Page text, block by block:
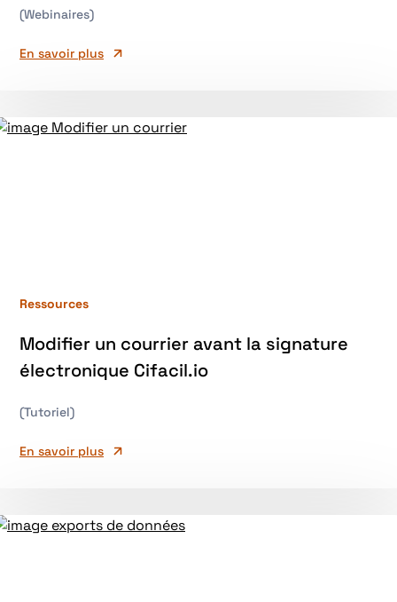
(Webinaires)
En savoir plus
Ressources
Modifier un courrier avant la signature
électronique Cifacil.io
(Tutoriel)
En savoir plus